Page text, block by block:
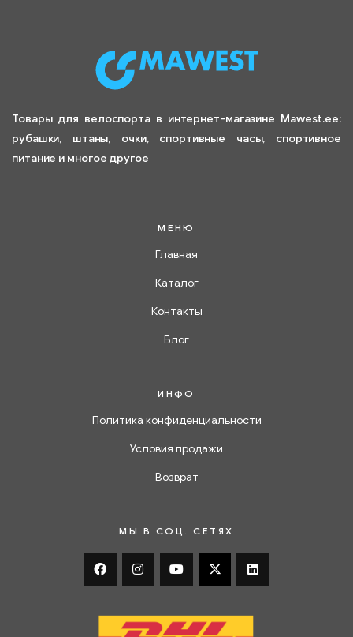
Товары для велоспорта в интернет-магазине Mawest.ee:
рубашки, штаны, очки, спортивные часы, спортивное
питание и многое другое
МЕНЮ
Главная
Каталог
Контакты
Блог
ИНФО
Политика конфиденциальности
Условия продажи
Возврат
МЫ В СОЦ. СЕТЯХ